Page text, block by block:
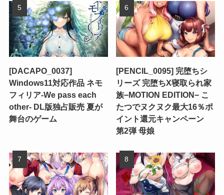
[DACAPO_0037]
Windows11対応作品 ネモ
フィリア-We pass each
other- DL版独占販売 夏が
舞台のゲーム
[PENCIL_0095] 完堕ちシ
リーズ 完堕ちX寝取られ家
族−MOTION EDITION− こ
たつでヌクヌク最大16％ポ
イント還元キャンペーン
第2弾 母娘